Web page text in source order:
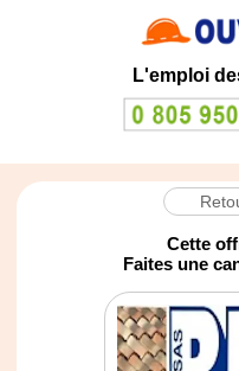
L'emploi
Cette
Faites une